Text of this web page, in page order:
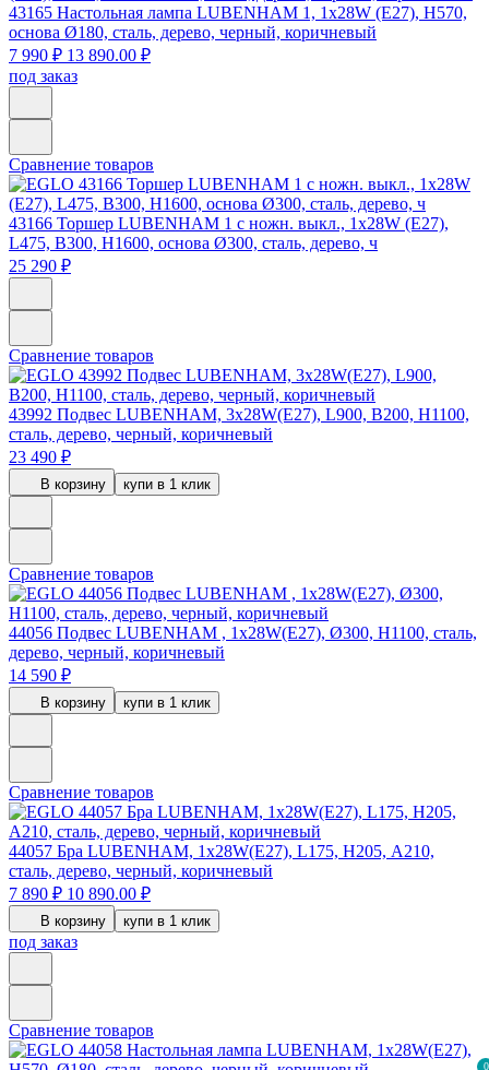
0
43165 Настольная лампа LUBENHAM 1, 1х28W (E27), H570,
основа Ø180, сталь, дерево, черный, коричневый
7 990 ₽ 13 890.00 ₽
под заказ
Сравнение товаров
43166 Торшер LUBENHAM 1 с ножн. выкл., 1х28W (E27),
L475, B300, H1600, основа Ø300, сталь, дерево, ч
25 290 ₽
Сравнение товаров
43992 Подвес LUBENHAM, 3х28W(E27), L900, B200, H1100,
сталь, дерево, черный, коричневый
23 490 ₽
В корзину купи в 1 клик
Сравнение товаров
44056 Подвес LUBENHAM , 1х28W(E27), Ø300, H1100, сталь,
дерево, черный, коричневый
14 590 ₽
В корзину купи в 1 клик
Сравнение товаров
44057 Бра LUBENHAM, 1х28W(E27), L175, H205, А210,
сталь, дерево, черный, коричневый
7 890 ₽ 10 890.00 ₽
В корзину купи в 1 клик
под заказ
Сравнение товаров